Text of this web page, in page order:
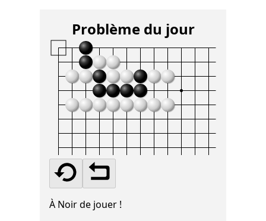
Problème du jour
À Noir de jouer !